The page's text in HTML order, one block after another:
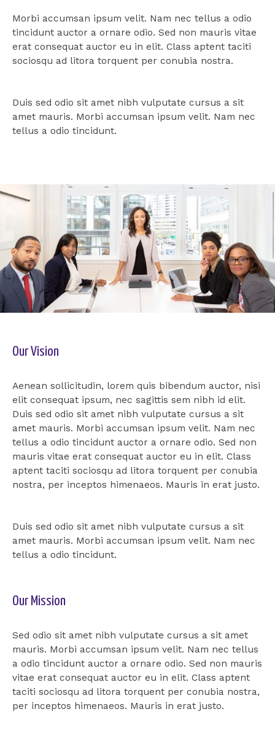
Morbi accumsan ipsum velit. Nam nec tellus a odio
tincidunt auctor a ornare odio. Sed non mauris vitae
erat consequat auctor eu in elit. Class aptent taciti
sociosqu ad litora torquent per conubia nostra.
Duis sed odio sit amet nibh vulputate cursus a sit
amet mauris. Morbi accumsan ipsum velit. Nam nec
tellus a odio tincidunt.
Our Vision
Aenean sollicitudin, lorem quis bibendum auctor, nisi
elit consequat ipsum, nec sagittis sem nibh id elit.
Duis sed odio sit amet nibh vulputate cursus a sit
amet mauris. Morbi accumsan ipsum velit. Nam nec
tellus a odio tincidunt auctor a ornare odio. Sed non
mauris vitae erat consequat auctor eu in elit. Class
aptent taciti sociosqu ad litora torquent per conubia
nostra, per inceptos himenaeos. Mauris in erat justo.
Duis sed odio sit amet nibh vulputate cursus a sit
amet mauris. Morbi accumsan ipsum velit. Nam nec
tellus a odio tincidunt.
Our Mission
Sed odio sit amet nibh vulputate cursus a sit amet
mauris. Morbi accumsan ipsum velit. Nam nec tellus
a odio tincidunt auctor a ornare odio. Sed non mauris
vitae erat consequat auctor eu in elit. Class aptent
taciti sociosqu ad litora torquent per conubia nostra,
per inceptos himenaeos. Mauris in erat justo.